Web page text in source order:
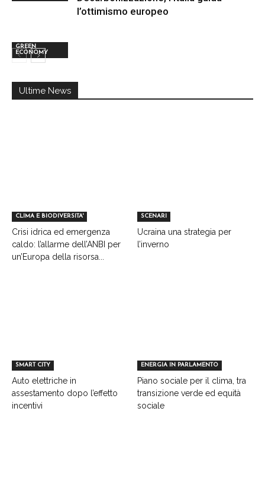
GREEN
ECONOMY
l’ottimismo europeo
Ultime News
CLIMA E BIODIVERSITA'
Crisi idrica ed emergenza
caldo: l’allarme dell’ANBI per
un’Europa della risorsa...
SCENARI
Ucraina una strategia per
l’inverno
SMART CITY
Auto elettriche in
assestamento dopo l’effetto
incentivi
ENERGIA IN PARLAMENTO
Piano sociale per il clima, tra
transizione verde ed equità
sociale